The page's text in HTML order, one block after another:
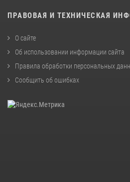
ПРАВОВАЯ И ТЕХНИЧЕСКАЯ
О сайте
Об использовании информации сайта
Правила обработки персональных
Сообщить об ошибках